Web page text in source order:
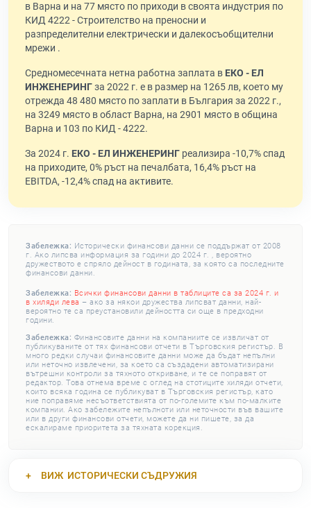
в Варна и на 77 място по приходи в своята индустрия по
КИД 4222 - Строителство на преносни и
разпределителни електрически и далекосъобщителни
мрежи .
Средномесечната нетна работна заплата в ЕКО - ЕЛ
ИНЖЕНЕРИНГза 2022 г. е в размер на 1265 лв, което му
отрежда 48 480 място по заплати в България за 2022 г.,
на 3249 място в област Варна, на 2901 място в община
Варна и 103 по КИД - 4222.
За 2024 г. ЕКО - ЕЛ ИНЖЕНЕРИНГ реализира -10,7% спад
на приходите, 0% ръст на печалбата, 16,4% ръст на
EBITDA, -12,4% спад на активите.
Забележка: Исторически финансови данни се поддържат от 2008
г. Ако липсва информация за години до 2024 г. , вероятно
дружеството е спряло дейност в годината, за която са последните
финансови данни.
Забележка: Всички финансови данни в таблиците са за 2024 г. и
в хиляди лева – ако за някои дружества липсват данни, най-
вероятно те са преустановили дейността си още в предходни
години.
Забележка: Финансовите данни на компаниите се извличат от
публикуваните от тях финансови отчети в Търговския регистър. В
много редки случаи финансовите данни може да бъдат непълни
или неточно извлечени, за което са създадени автоматизирани
вътрешни контроли за тяхното откриване, и те се поправят от
редактор. Това отнема време с оглед на стотиците хиляди отчети,
които всяка година се публикуват в Търговския регистър, като
ние поправяме несъответствията от по-големите към по-малките
компании. Ако забележите непълноти или неточности във вашите
или в други финансови отчети, можете да ни пишете, за да
ескалираме приоритета за тяхната корекция.
ВИЖ ИСТОРИЧЕСКИ СЪДРУЖИЯ